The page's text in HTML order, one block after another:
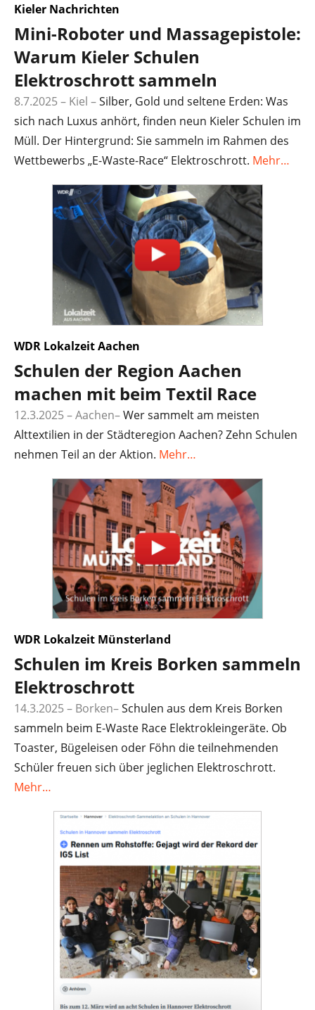
Kieler Nachrichten
Mini-Roboter und Massagepistole:
Warum Kieler Schulen
Elektroschrott sammeln
8.7.2025 – Kiel –Silber, Gold und seltene Erden: Was
sich nach Luxus anhört, finden neun Kieler Schulen im
Müll. Der Hintergrund: Sie sammeln im Rahmen des
Wettbewerbs „E-Waste-Race“ Elektroschrott. Mehr…
WDR Lokalzeit Aachen
Schulen der Region Aachen
machen mit beim Textil Race
12.3.2025 – Aachen–Wer sammelt am meisten
Alttextilien in der Städteregion Aachen? Zehn Schulen
nehmen Teil an der Aktion. Mehr…
WDR Lokalzeit Münsterland
Schulen im Kreis Borken sammeln
Elektroschrott
14.3.2025 – Borken–Schulen aus dem Kreis Borken
sammeln beim E-Waste Race Elektrokleingeräte. Ob
Toaster, Bügeleisen oder Föhn die teilnehmenden
Schüler freuen sich über jeglichen Elektroschrott.
Mehr…